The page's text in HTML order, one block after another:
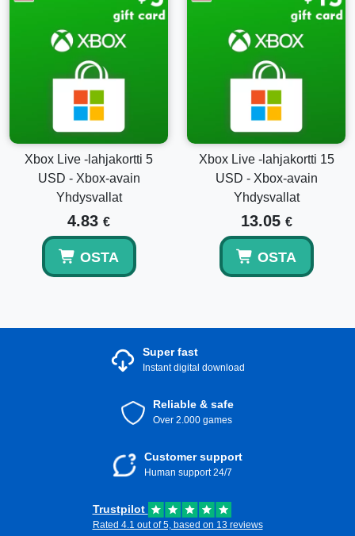
Xbox Live -lahjakortti 5
USD - Xbox-avain
Yhdysvallat
4.83 €
OSTA
Xbox Live -lahjakortti 15
USD - Xbox-avain
Yhdysvallat
13.05 €
OSTA
Super fast
Instant digital download
Reliable & safe
Over 2.000 games
Customer support
Human support 24/7
Trustpilot
Rated 4.1 out of 5, based on 13 reviews